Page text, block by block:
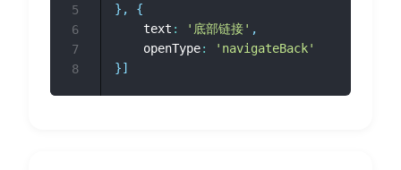
} ,
{
	text
: '底部链接' ,
	openType
:
'navigateBack'
}]
5
6
7
8